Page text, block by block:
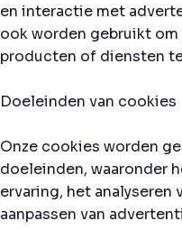
en interactie met
ook worden gebruikt
producten of diensten
Doeleinden van cookies
Onze cookies worden
doeleinden, waaronder
ervaring, het analyseren
aanpassen van